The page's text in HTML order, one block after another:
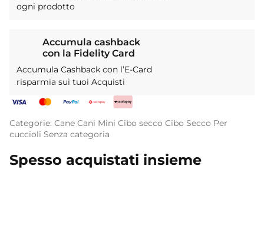
ogni prodotto
Accumula cashback
con la Fidelity Card
Accumula Cashback con l’E-Card
risparmia sui tuoi Acquisti
Categorie: Cane Cani Mini Cibo secco Cibo Secco Per
cuccioli Senza categoria
Spesso acquistati insieme